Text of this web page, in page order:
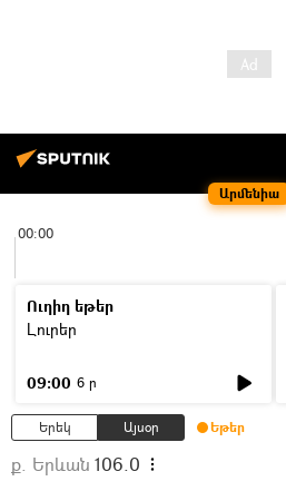
Արմենիա
00:00
Ուղիղ եթեր
Լուրեր
09:00 6 ր
Երեկ Այսօր Եթեր
ք. Երևան 106.0